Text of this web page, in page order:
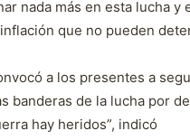
nada más en esta lucha
que no pueden
a los presentes a
banderas de la lucha por
hay heridos”, indicó